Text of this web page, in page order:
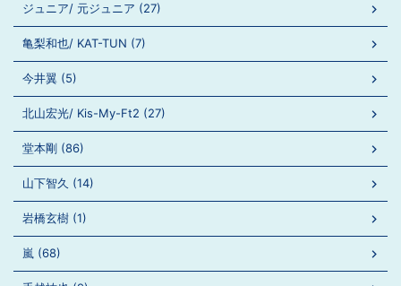
ジュニア/ 元ジュニア (27)
亀梨和也/ KAT-TUN (7)
今井翼 (5)
北山宏光/ Kis-My-Ft2 (27)
堂本剛 (86)
山下智久 (14)
岩橋玄樹 (1)
嵐 (68)